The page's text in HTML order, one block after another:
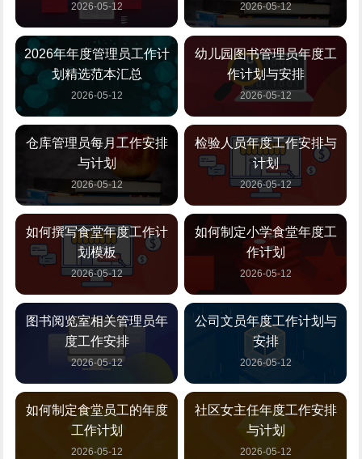
2026-05-12 2026-05-12
2026年年度管理员工作计
划精选范本汇总
2026-05-12
幼儿园图书管理员年度工
作计划与安排
2026-05-12
仓库管理员每月工作安排
与计划
2026-05-12
检验人员年度工作安排与
计划
2026-05-12
如何撰写食堂年度工作计
划模板
2026-05-12
如何制定小学食堂年度工
作计划
2026-05-12
图书阅览室相关管理员年
度工作安排
2026-05-12
公司文员年度工作计划与
安排
2026-05-12
如何制定食堂员工的年度
工作计划
2026-05-12
社区女主任年度工作安排
与计划
2026-05-12